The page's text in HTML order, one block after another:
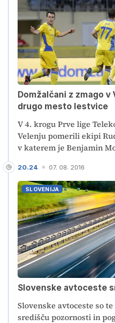
Domžalčani z zmago
drugo mesto lestvice
V 4. krogu Prve lige
Velenju pomerili ekipi
v katerem je Benjamin
z drugo zmago v sezoni
lestvice. Rudar po
pri štirih točkah in je na
SLOVENIJA
20.24 07. 08. 2016
Slovenske avtoceste
Slovenske avtoceste so
središču pozornosti in